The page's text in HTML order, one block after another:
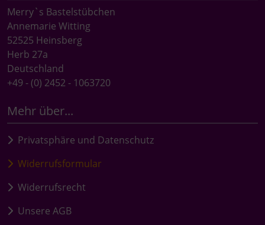
Merry`s Bastelstübchen
Annemarie Witting
52525 Heinsberg
Herb 27a
Deutschland
+49 - (0) 2452 - 1063720
Mehr über...
Privatsphäre und Datenschutz
Widerrufsformular
Widerrufsrecht
Unsere AGB